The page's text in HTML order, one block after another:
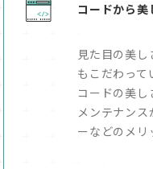
コードから美
見た目の美
もこだわって
コードの美し
メンテナン
ーなどのメリ